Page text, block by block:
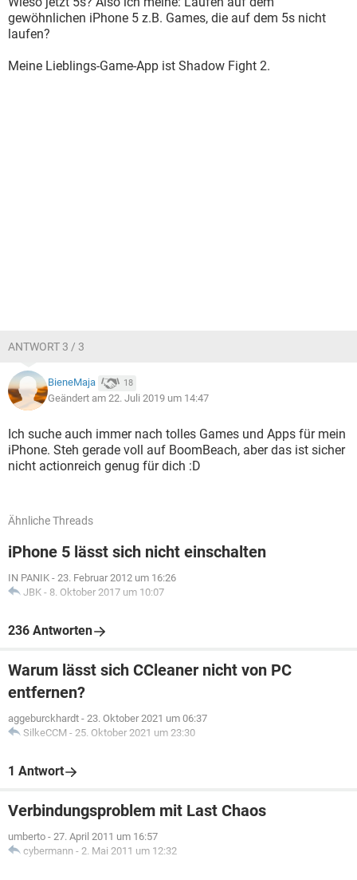
gewöhnlichen iPhone 5 z.B. Games, die auf dem 5s nicht
laufen?
Meine Lieblings-Game-App ist Shadow Fight 2.
ANTWORT 3 / 3
BieneMaja 18
Geändert am 22. Juli 2019 um 14:47
Ich suche auch immer nach tolles Games und Apps für mein
iPhone. Steh gerade voll auf BoomBeach, aber das ist sicher
nicht actionreich genug für dich :D
Ähnliche Threads
iPhone 5 lässt sich nicht einschalten
IN PANIK - 23. Februar 2012 um 16:26
JBK - 8. Oktober 2017 um 10:07
236 Antworten
Warum lässt sich CCleaner nicht von PC
entfernen?
aggeburckhardt - 23. Oktober 2021 um 06:37
SilkeCCM - 25. Oktober 2021 um 23:30
1 Antwort
Verbindungsproblem mit Last Chaos
umberto - 27. April 2011 um 16:57
cybermann - 2. Mai 2011 um 12:32